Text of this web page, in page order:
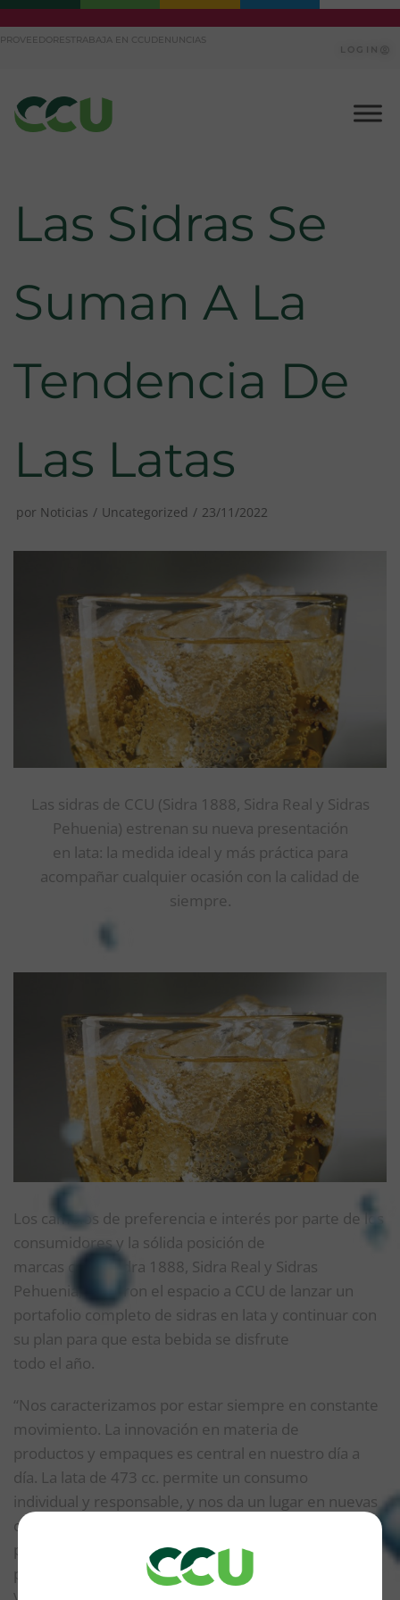
al
PROVEEDORES TRABAJA EN CCUDENUNCIAS
LOGIN
Las Sidras Se
Suman A La
Tendencia De
Las Latas
por Noticias Uncategorized 23/11/2022
Las sidras de CCU (Sidra 1888, Sidra Real y Sidras
Pehuenia) estrenan su nueva presentación
en lata: la medida ideal y más práctica para
acompañar cualquier ocasión con la calidad de
siempre.
Los cambios de preferencia e interés por parte de los
consumidores y la sólida posición de
marcas como Sidra 1888, Sidra Real y Sidras
Pehuenia, le dieron el espacio a CCU de lanzar un
portafolio completo de sidras en lata y continuar con
su plan para que esta bebida se disfrute
todo el año.
“Nos caracterizamos por estar siempre en constante
movimiento. La innovación en materia de
productos y empaques es central en nuestro día a
día. La lata de 473 cc. permite un consumo
individual y responsable, y nos da un lugar en nuevas
ocasiones de disfrute, complementando los
portfolios de las marcas en sus clásicas
presentaciones de 750 ml. y 500 ml.”, comentó